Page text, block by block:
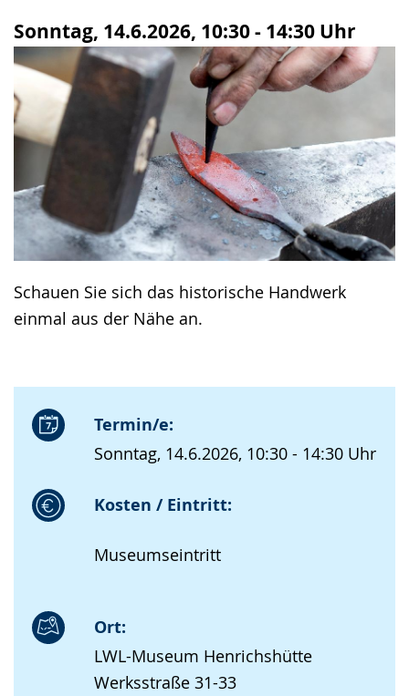
Sonntag, 14.6.2026, 10:30 - 14:30 Uhr
Schauen Sie sich das historische Handwerk
einmal aus der Nähe an.
Termin/e:
Sonntag, 14.6.2026, 10:30 - 14:30 Uhr
Kosten / Eintritt:
Museumseintritt
Ort:
LWL-Museum Henrichshütte
Werksstraße 31-33
wird
angezeigt.